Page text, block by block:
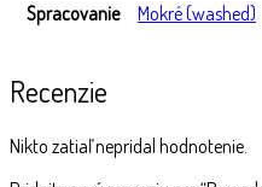
Spracovanie Mokré (washed)
Recenzie
Nikto zatiaľ nepridal hodnotenie.